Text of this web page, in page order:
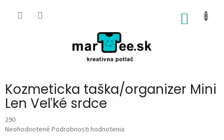
Kozmeticka taška/organizer Mini
Len Veľké srdce
290
Priemerné
Neohodnotené Podrobnosti hodnotenia